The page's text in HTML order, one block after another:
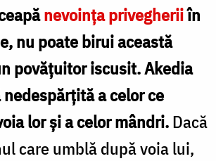
nevoinţa privegheriiîn
nu poate birui această
povățuitor iscusit. Akedia
a celor ce
lor şi a celor mândri.Dacă
care umblă după voia lui,